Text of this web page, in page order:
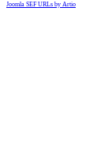
Joomla SEF URLs by Artio